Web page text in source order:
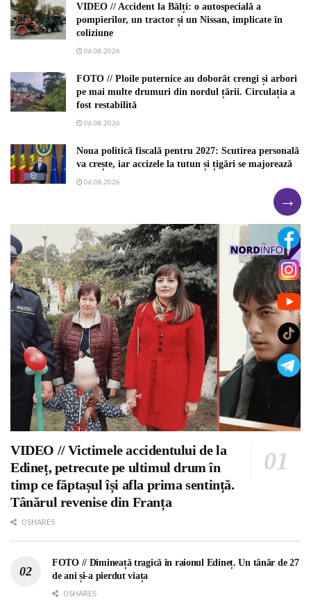
VIDEO // Accident la Bălți: o autospecială a
pompierilor, un tractor și un Nissan, implicate în
coliziune
06.08.2026
FOTO // Ploile puternice au doborât crengi și arbori
pe mai multe drumuri din nordul țării. Circulația a
fost restabilită
06.08.2026
Noua politică fiscală pentru 2027: Scutirea personală
va crește, iar accizele la tutun și țigări se majorează
06.08.2026
VIDEO // Victimele accidentului de la
Edineț, petrecute pe ultimul drum în
timp ce făptașul își afla prima sentință.
Tânărul revenise din Franța
0 SHARES
FOTO // Dimineață tragică în raionul Edineț. Un tânăr de 27
de ani și-a pierdut viața
0 SHARES
→